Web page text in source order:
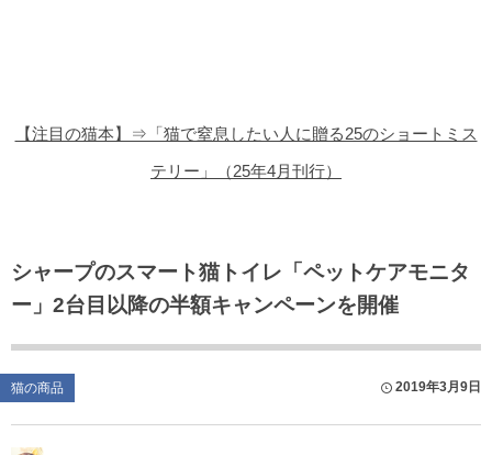
【注目の猫本】⇒「猫で窒息したい人に贈る25のショートミス
テリー」（25年4月刊行）
シャープのスマート猫トイレ「ペットケアモニタ
ー」2台目以降の半額キャンペーンを開催
猫の商品 2019年3月9日
猫のゲーム・アプリ
猫のフリー写真素材